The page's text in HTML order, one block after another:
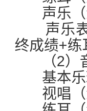
声乐（
声乐表
终成绩+
（2）音
基本乐
视唱（